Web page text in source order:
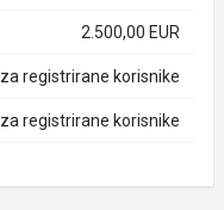
2.500,00 EUR
za registrirane korisnike
za registrirane korisnike